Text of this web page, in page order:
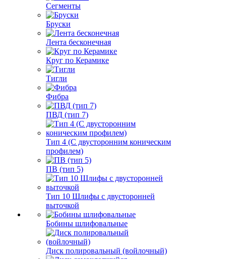
Сегменты
Бруски
Лента бесконечная
Круг по Керамике
Тигли
Фибра
ПВД (тип 7)
Тип 4 (С двусторонним коническим
профилем)
ПВ (тип 5)
Тип 10 Шлифы с двусторонней
выточкой
Бобины шлифовальные
Диск полировальный (войлочный)